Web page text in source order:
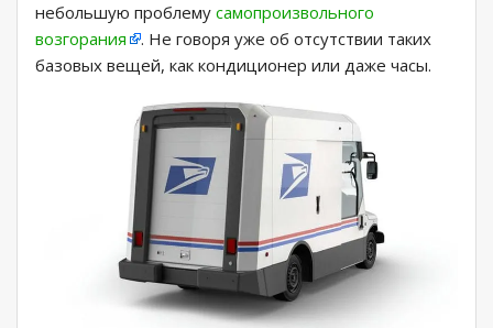
небольшую проблему самопроизвольного
возгорания
. Не говоря уже об отсутствии таких
базовых вещей, как кондиционер или даже часы.